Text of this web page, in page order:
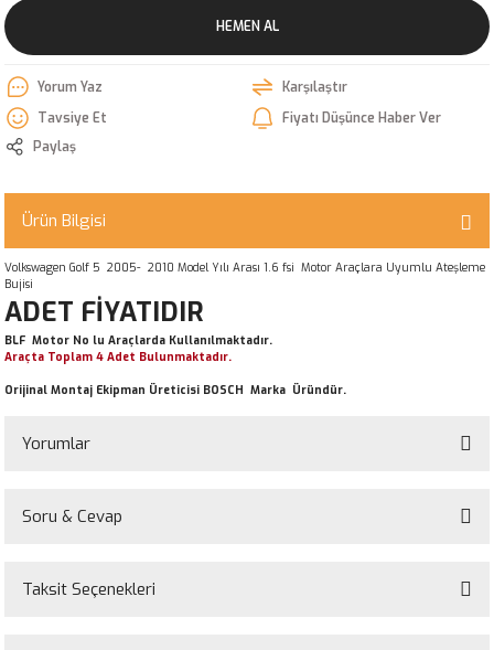
HEMEN AL
Yorum Yaz
Karşılaştır
Tavsiye Et
Fiyatı Düşünce Haber Ver
Paylaş
Ürün Bilgisi
Volkswagen Golf 5 2005- 2010 Model Yılı Arası 1.6 fsi Motor Araçlara Uyumlu Ateşleme
Bujisi
ADET FİYATIDIR
BLF Motor No lu Araçlarda Kullanılmaktadır.
Araçta Toplam 4 Adet Bulunmaktadır.
Orijinal Montaj Ekipman Üreticisi BOSCH Marka Üründür.
Yorumlar
Soru & Cevap
Ürün hakkında henüz soru sorulmamış.
Taksit Seçenekleri